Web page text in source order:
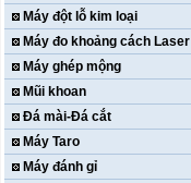
Máy đột lỗ kim loại
Máy đo khoảng cách Laser
Máy ghép mộng
Mũi khoan
Đá mài-Đá cắt
Máy Taro
Máy đánh gỉ